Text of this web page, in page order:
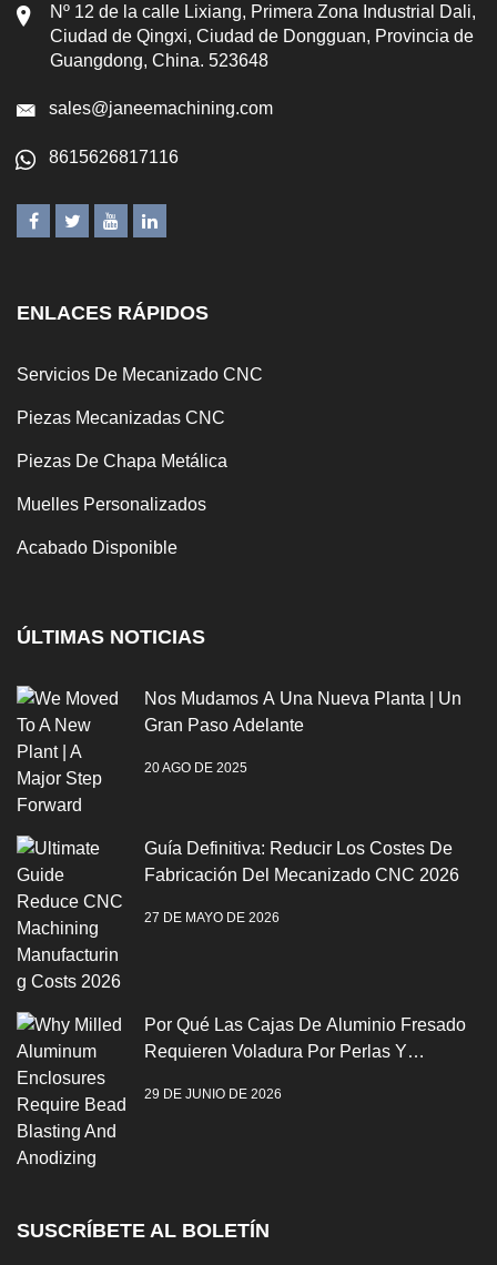
Nº 12 de la calle Lixiang, Primera Zona Industrial Dali,
Ciudad de Qingxi, Ciudad de Dongguan, Provincia de
Guangdong, China. 523648
sales@janeemachining.com
8615626817116
ENLACES RÁPIDOS
Servicios De Mecanizado CNC
Piezas Mecanizadas CNC
Piezas De Chapa Metálica
Muelles Personalizados
Acabado Disponible
ÚLTIMAS NOTICIAS
Nos Mudamos A Una Nueva Planta | Un
Gran Paso Adelante
20 AGO DE 2025
Guía Definitiva: Reducir Los Costes De
Fabricación Del Mecanizado CNC 2026
27 DE MAYO DE 2026
Por Qué Las Cajas De Aluminio Fresado
Requieren Voladura Por Perlas Y
29 DE JUNIO DE 2026
SUSCRÍBETE AL BOLETÍN